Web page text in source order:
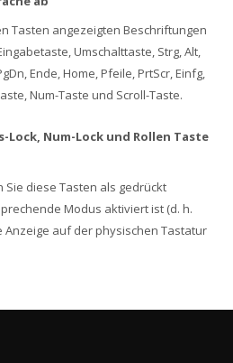
Tasten angezeigten Beschriftungen
Umschalttaste, Strg, Alt,
Ende, Home, Pfeile, PrtScr, Einfg,
Num-Taste und Scroll-Taste.
Lock, Num-Lock und Rollen Taste
diese Tasten als gedrückt
Modus aktiviert ist (d. h.
auf der physischen Tastatur